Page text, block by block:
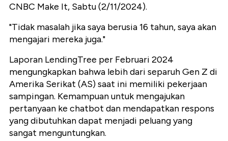
CNBC Make It, Sabtu (2/11/2024).
"Tidak masalah jika saya berusia 16 tahun, saya akan
mengajari mereka juga."
Laporan LendingTree per Februari 2024
mengungkapkan bahwa lebih dari separuh Gen Z di
Amerika Serikat (AS) saat ini memiliki pekerjaan
sampingan. Kemampuan untuk mengajukan
pertanyaan ke chatbot dan mendapatkan respons
yang dibutuhkan dapat menjadi peluang yang
sangat menguntungkan.